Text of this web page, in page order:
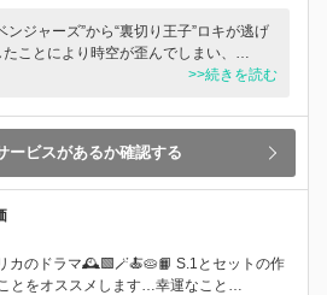
ンジャーズ”から“裏切り王子”ロキが逃げ
たことにより時空が歪んでしまい、…
>>続きを読む
ービスがあるか確認する
カのドラマ🕰️🟩🪄🍝🥧📙 S.1とセットの作
とをオススメします…幸運なこと…